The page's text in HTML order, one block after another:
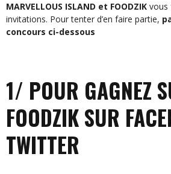
MARVELLOUS ISLAND et FOODZIK vous
invitations. Pour tenter d’en faire partie,
concours ci-dessous
1/ POUR GAGNEZ
FOODZIK SUR
TWITTER